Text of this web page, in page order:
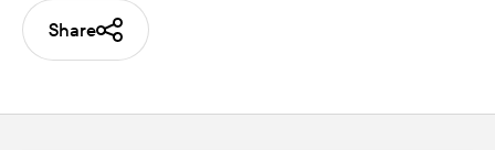
Share